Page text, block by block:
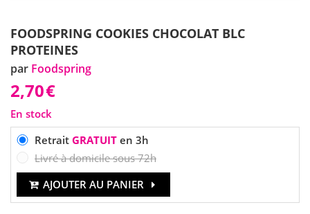
FOODSPRING COOKIES CHOCOLAT BLC
PROTEINES
par Foodspring
2,70€
En stock
Retrait GRATUITen 3h
Livré à domicile sous 72h
AJOUTER AU PANIER